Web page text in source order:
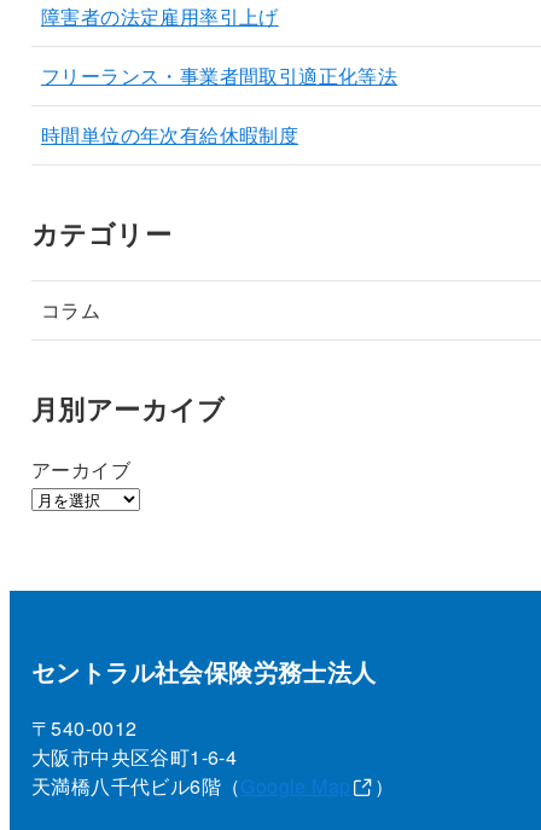
障害者の法定雇用率引上げ
フリーランス・事業者間取引適正化等法
時間単位の年次有給休暇制度
カテゴリー
コラム
月別アーカイブ
アーカイブ
セントラル社会保険労務士法人
〒540-0012
大阪市中央区谷町1-6-4
天満橋八千代ビル6階（Google Map ）